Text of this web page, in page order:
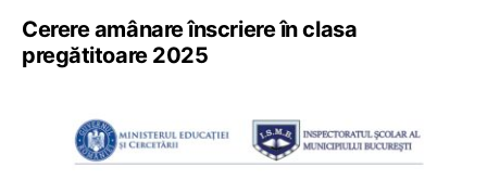
Cerere amânare înscriere în clasa
pregătitoare 2025